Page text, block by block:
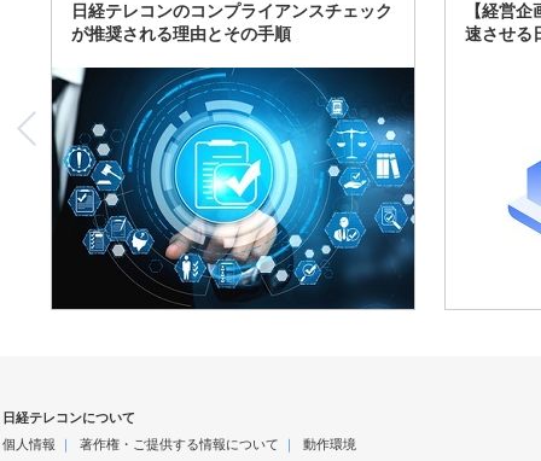
「日経POS情報マーケットレポート」の最新版、10～3月実
績の市場動向を速報
「東洋経済会社四季報」2026年夏号に更新、新たに2027年
度の予想を実施
日経テレコンのコンプライアンスチェック
が推奨される理由とその手順
【経営
速させる
日経テレコンについて
個人情報 ｜ 著作権・ご提供する情報について ｜ 動作環境